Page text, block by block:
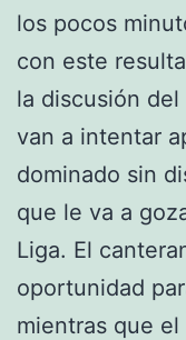
los pocos
con este
la discusión
van a intentar
dominado sin
que le va a
Liga. El
oportunidad
mientras que